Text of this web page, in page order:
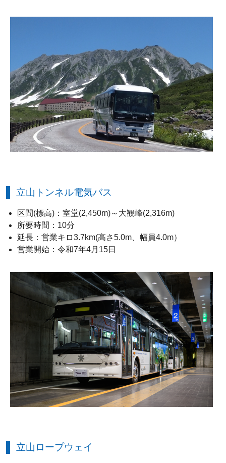
立山トンネル電気バス
区間(標高)：室堂(2,450m)～大観峰(2,316m)
所要時間：10分
延長：営業キロ3.7km(高さ5.0m、幅員4.0m）
営業開始：令和7年4月15日
立山ロープウェイ